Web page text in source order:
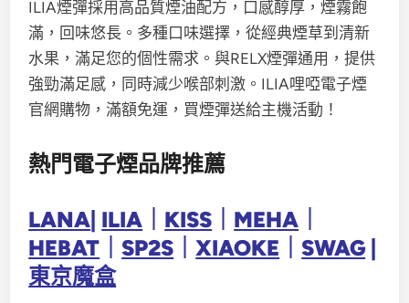
ILIA煙彈採用高品質煙油配方，口感醇厚，煙霧飽
滿，回味悠長。多種口味選擇，從經典煙草到清新
水果，滿足您的個性需求。與RELX煙彈通用，提供
強勁滿足感，同時減少喉部刺激。ILIA哩啞電子煙
官網購物，滿額免運，買煙彈送給主機活動！
熱門電子煙品牌推薦
LANA| ILIA KISS MEHA
HEBAT ｜SP2S ｜XIAOKE ｜SWAG|
東京魔盒